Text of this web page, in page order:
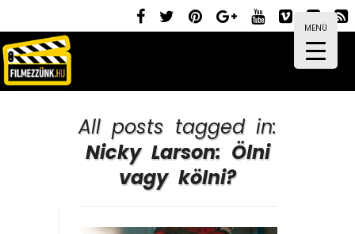
MENÜ
All posts tagged in:
Nicky Larson: Ölni
vagy kölni?